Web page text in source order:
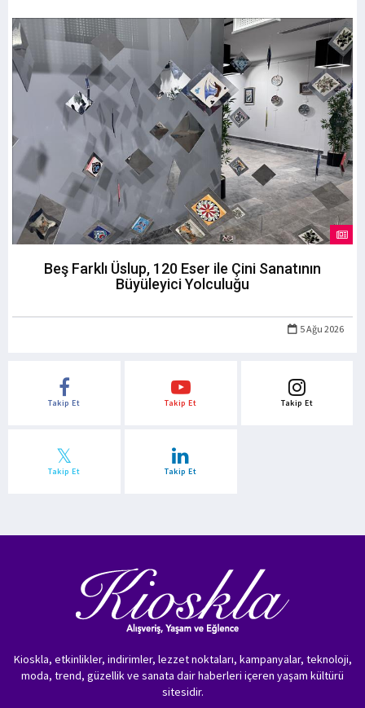
Beş Farklı Üslup, 120 Eser ile Çini Sanatının
Büyüleyici Yolculuğu
5 Ağu 2026
Takip Et Takip Et Takip Et
Takip Et Takip Et
Kioskla, etkinlikler, indirimler, lezzet noktaları, kampanyalar, teknoloji,
moda, trend, güzellik ve sanata dair haberleri içeren yaşam kültürü
sitesidir.